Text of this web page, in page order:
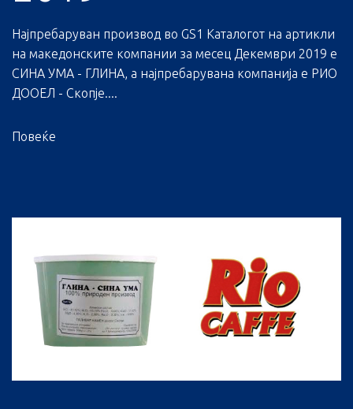
Најпребаруван производ во GS1 Каталогот на артикли
на македонските компании за месец Декември 2019 е
СИНА УМА - ГЛИНА, а најпребарувана компанија е РИО
ДООЕЛ - Скопје....
Повеќе